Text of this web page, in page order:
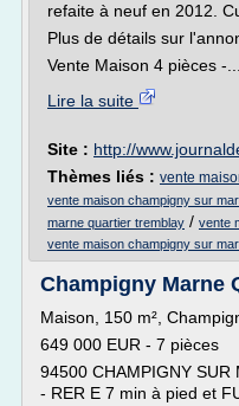
refaite à neuf en 2012.
Plus de détails sur
Vente Maison 4 pièces -...
Lire la suite
Site : http://
Thèmes liés : vente
vente maison champigny sur
marne quartier tremblay / vente
vente maison champigny sur
Champigny Marne
Maison, 150 m²,
649 000 EUR - 7 pièces
94500 CHAMPIGNY SUR
- RER E 7 min à pied et